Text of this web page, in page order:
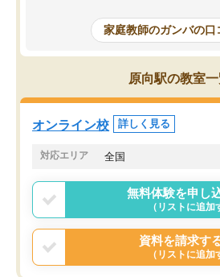
めて1年ほどだった今では平均点以上
科目が増えてきました！あと1年受験
であるので無料の週末教室を使用しな
がら頑張って欲しいと思います！
家庭教師のガンバの口
原向駅の教室
オンライン校 詳しく見る
対応エリア 全国
無料体験を申し
（リストに追加
資料を請求す
（リストに追加